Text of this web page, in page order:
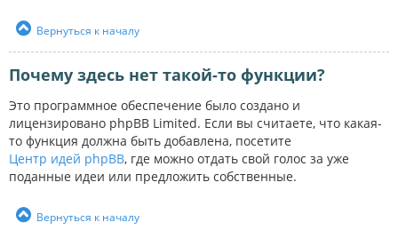
Вернуться к началу
Почему здесь нет такой-то функции?
Это программное обеспечение было создано и
лицензировано phpBB Limited. Если вы считаете, что какая-
то функция должна быть добавлена, посетите
Центр идей phpBB, где можно отдать свой голос за уже
поданные идеи или предложить собственные.
Вернуться к началу